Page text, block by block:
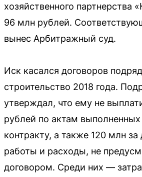
хозяйственного партнерства
96 млн рублей.
вынес Арбитражный суд.
Иск касался договоров
строительство 2018 года.
утверждал, что ему не
рублей по актам выполненных
контракту, а также 120 млн
работы и расходы, не
договором. Среди них —